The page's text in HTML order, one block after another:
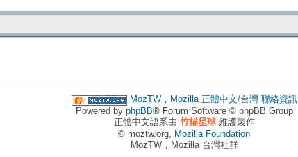
MozTW，Mozilla 正體中文/台灣 聯絡資訊
Powered by phpBB® Forum Software © phpBB Group
正體中文語系由 竹貓星球維護製作
© moztw.org, Mozilla Foundation
MozTW，Mozilla 台灣社群